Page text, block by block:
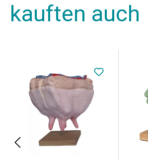
kauften auch